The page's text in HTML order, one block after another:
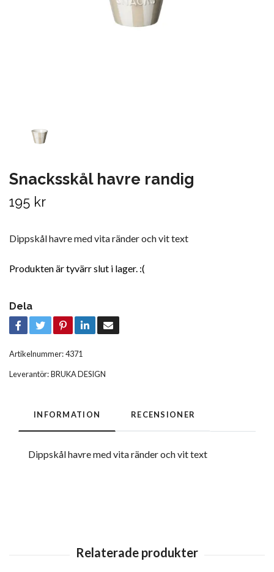
Snacksskål havre randig
195 kr
Dippskål havre med vita ränder och vit text
Produkten är tyvärr slut i lager. :(
Dela
Artikelnummer:4371
Leverantör:BRUKA DESIGN
INFORMATION RECENSIONER
Dippskål havre med vita ränder och vit text